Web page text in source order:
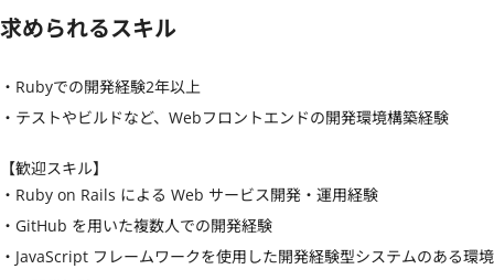
求められるスキル
・Rubyでの開発経験2年以上
・テストやビルドなど、Webフロントエンドの開発環境構築経験
【歓迎スキル】
・Ruby on Rails による Web サービス開発・運用経験
・GitHub を用いた複数人での開発経験
・JavaScript フレームワークを使用した開発経験型システムのある環境